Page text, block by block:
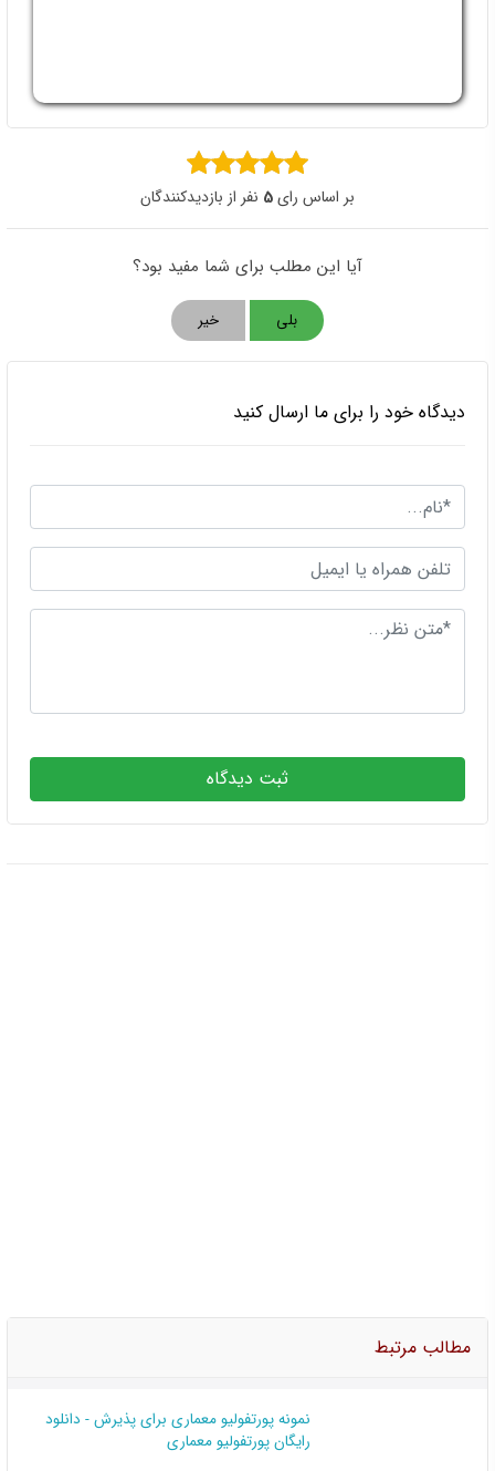
بر اساس رای5 نفر از بازدیدکنندگان
آیا این مطلب برای شما مفید بود؟
بلی خیر
دیدگاه خود را برای ما ارسال کنید
ثبت دیدگاه
مطالب مرتبط
نمونه پورتفولیو معماری برای پذیرش - دانلود
رایگان پورتفولیو معماری